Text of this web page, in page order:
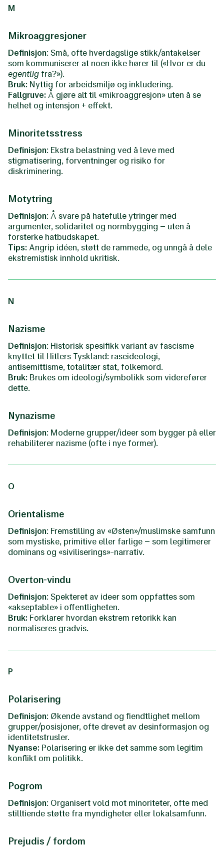
M
Mikroaggresjoner
Definisjon: Små, ofte hverdagslige stikk/antakelser
som kommuniserer at noen ikke hører til («Hvor er du
egentlig fra?»).
Bruk: Nyttig for arbeidsmiljø og inkludering.
Fallgruve: Å gjøre alt til «mikroaggresjon» uten å se
helhet og intensjon + effekt.
Minoritetsstress
Definisjon: Ekstra belastning ved å leve med
stigmatisering, forventninger og risiko for
diskriminering.
Motytring
Definisjon: Å svare på hatefulle ytringer med
argumenter, solidaritet og normbygging – uten å
forsterke hatbudskapet.
Tips: Angrip idéen, støtt de rammede, og unngå å dele
ekstremistisk innhold ukritisk.
N
Nazisme
Definisjon: Historisk spesifikk variant av fascisme
knyttet til Hitlers Tyskland: raseideologi,
antisemittisme, totalitær stat, folkemord.
Bruk: Brukes om ideologi/symbolikk som viderefører
dette.
Nynazisme
Definisjon: Moderne grupper/ideer som bygger på eller
rehabiliterer nazisme (ofte i nye former).
O
Orientalisme
Definisjon: Fremstilling av «Østen»/muslimske samfunn
som mystiske, primitive eller farlige – som legitimerer
dominans og «siviliserings»-narrativ.
Overton-vindu
Definisjon: Spekteret av ideer som oppfattes som
«akseptable» i offentligheten.
Bruk: Forklarer hvordan ekstrem retorikk kan
normaliseres gradvis.
P
Polarisering
Definisjon: Økende avstand og fiendtlighet mellom
grupper/posisjoner, ofte drevet av desinformasjon og
identitetstrusler.
Nyanse: Polarisering er ikke det samme som legitim
konflikt om politikk.
Pogrom
Definisjon: Organisert vold mot minoriteter, ofte med
stilltiende støtte fra myndigheter eller lokalsamfunn.
Prejudis / fordom